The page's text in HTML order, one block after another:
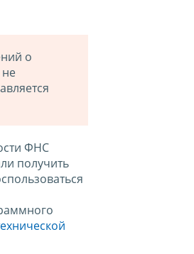
о
ФНС
получить